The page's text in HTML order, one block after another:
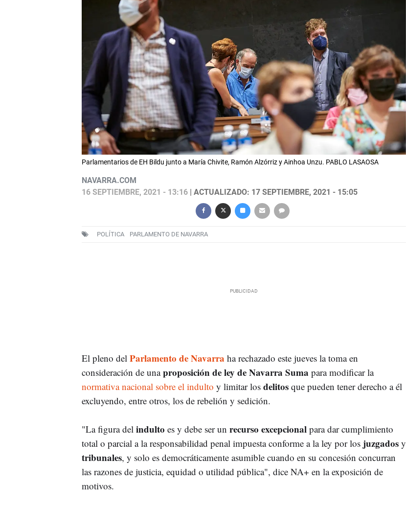
Parlamentarios de EH Bildu junto a María Chivite, Ramón Alzórriz y Ainhoa Unzu. PABLO LASAOSA
NAVARRA.COM
16 SEPTIEMBRE, 2021 - 13:16| ACTUALIZADO: 17 SEPTIEMBRE, 2021 - 15:05
POLÍTICA PARLAMENTO DE NAVARRA
El pleno del Parlamento de Navarra ha rechazado este jueves la toma en
consideración de unaproposición de ley de Navarra Suma para modificar la
normativa nacional sobre el indulto y limitar los delitos que pueden tener derecho a él
excluyendo, entre otros, los de rebelión y sedición.
"La figura del indulto es y debe ser un recurso excepcional para dar cumplimiento
total o parcial a la responsabilidad penal impuesta conforme a la ley por los juzgados y
tribunales, y solo es democráticamente asumible cuando en su concesión concurran
las razones de justicia, equidad o utilidad pública", dice NA+ en la exposición de
motivos.